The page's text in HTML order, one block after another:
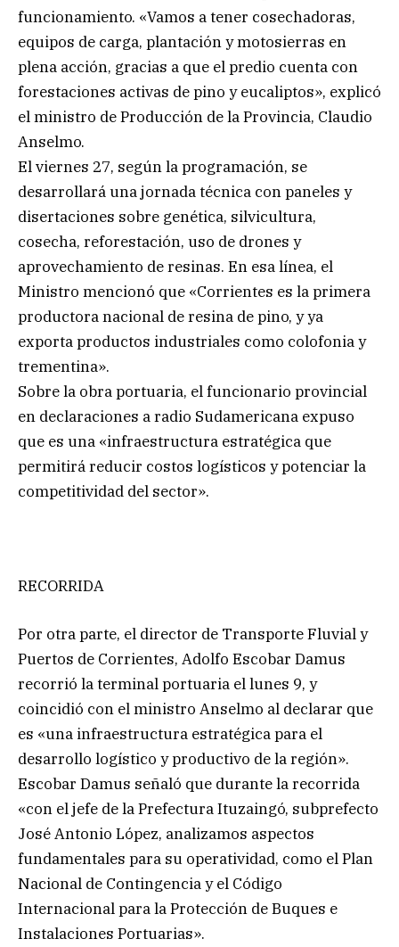
funcionamiento. «Vamos a tener cosechadoras,
equipos de carga, plantación y motosierras en
plena acción, gracias a que el predio cuenta con
forestaciones activas de pino y eucaliptos», explicó
el ministro de Producción de la Provincia, Claudio
Anselmo.
El viernes 27, según la programación, se
desarrollará una jornada técnica con paneles y
disertaciones sobre genética, silvicultura,
cosecha, reforestación, uso de drones y
aprovechamiento de resinas. En esa línea, el
Ministro mencionó que «Corrientes es la primera
productora nacional de resina de pino, y ya
exporta productos industriales como colofonia y
trementina».
Sobre la obra portuaria, el funcionario provincial
en declaraciones a radio Sudamericana expuso
que es una «infraestructura estratégica que
permitirá reducir costos logísticos y potenciar la
competitividad del sector».
RECORRIDA
Por otra parte, el director de Transporte Fluvial y
Puertos de Corrientes, Adolfo Escobar Damus
recorrió la terminal portuaria el lunes 9, y
coincidió con el ministro Anselmo al declarar que
es «una infraestructura estratégica para el
desarrollo logístico y productivo de la región».
Escobar Damus señaló que durante la recorrida
«con el jefe de la Prefectura Ituzaingó, subprefecto
José Antonio López, analizamos aspectos
fundamentales para su operatividad, como el Plan
Nacional de Contingencia y el Código
Internacional para la Protección de Buques e
Instalaciones Portuarias».